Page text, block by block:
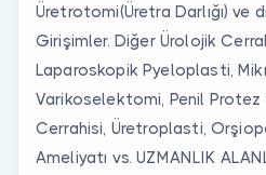
Üretrotomi(Üretra Darlığı) ve
Girişimler. Diğer Ürolojik
Laparoskopik Pyeloplasti,
Varikoselektomi, Penil Protez
Cerrahisi, Üretroplasti,
Ameliyatı vs. UZMANLIK